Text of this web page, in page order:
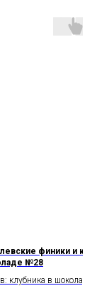
финики и
№28
клубника в шоколаде